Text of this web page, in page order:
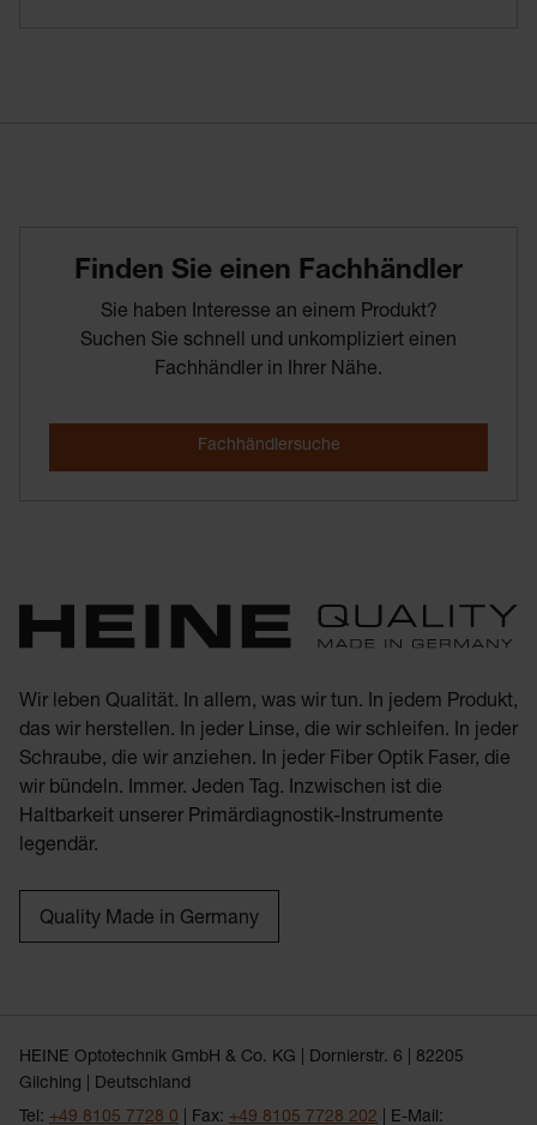
Finden­ Sie­ einen­ Fachhändler
Sie haben Interesse an einem Produkt?
Suchen Sie schnell und unkompliziert einen
Fachhändler in Ihrer Nähe.
Wir leben Qualität. In allem, was wir tun. In jedem Produkt,
das wir herstellen. In jeder Linse, die wir schleifen. In jeder
Schraube, die wir anziehen. In jeder Fiber Optik Faser, die
wir bündeln. Immer. Jeden Tag. Inzwischen ist die
Haltbarkeit unserer Primärdiagnostik-Instrumente
legendär.
Quality Made in Germany
HEINE Optotechnik GmbH & Co. KG | Dornierstr. 6 | 82205
Gilching | Deutschland
Tel: +49 8105 7728 0 | Fax: +49 8105 7728 202 | E-Mail: